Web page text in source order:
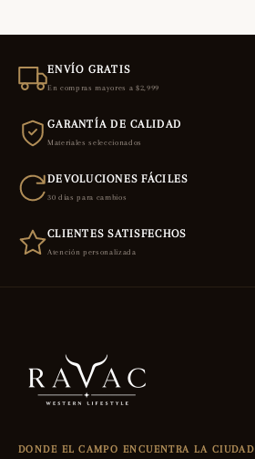
ENVÍO GRATIS
En compras mayores a $2,999
GARANTÍA DE CALIDAD
Materiales seleccionados
DEVOLUCIONES FÁCILES
30 días para cambios
CLIENTES SATISFECHOS
Atención personalizada
DONDE EL CAMPO ENCUENTRA LA CIUDAD